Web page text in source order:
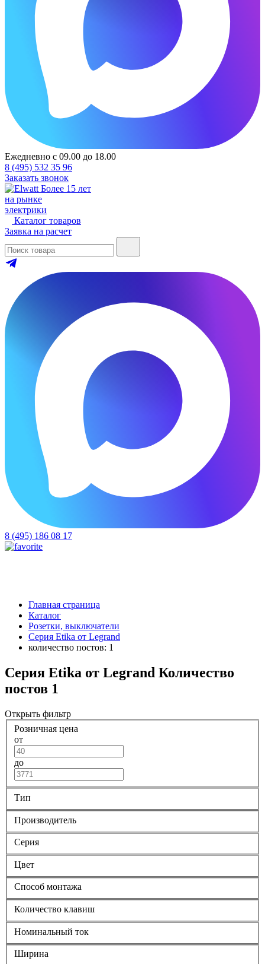
Ежедневно с 09.00 до 18.00
8 (495) 532 35 96
Заказать звонок
Более 15 лет
на рынке
электрики
Каталог товаров
Заявка на расчет
8 (495) 186 08 17
Главная страница
Каталог
Розетки, выключатели
Серия Etika от Legrand
количество постов: 1
Серия Etika от Legrand Количество
постов 1
Открыть фильтр
Розничная цена
от
до
Тип
Производитель
Серия
Цвет
Способ монтажа
Количество клавиш
Номинальный ток
Ширина